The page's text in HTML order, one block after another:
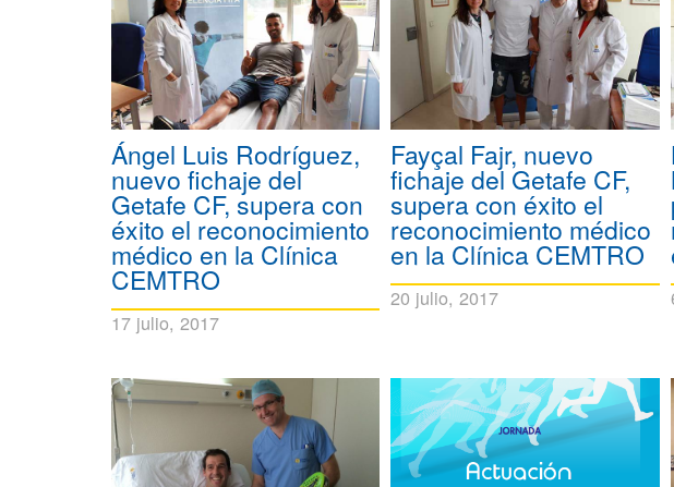
Ángel Luis Rodríguez,
nuevo fichaje del
Getafe CF, supera con
éxito el reconocimiento
médico en la Clínica
CEMTRO
17 julio, 2017
Fayçal Fajr, nuevo
fichaje del Getafe CF,
supera con éxito el
reconocimiento médico
en la Clínica CEMTRO
20 julio, 2017